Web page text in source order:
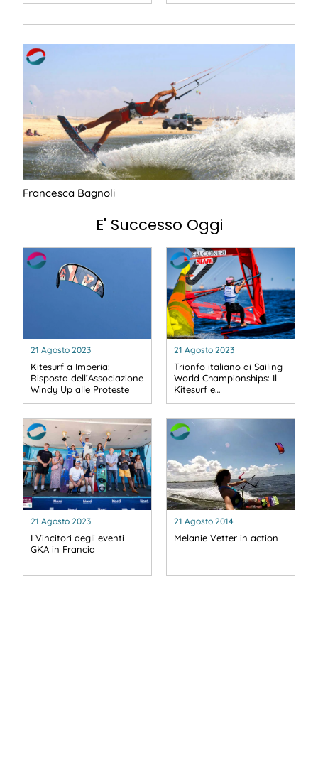
Francesca Bagnoli
E' Successo Oggi
21 Agosto 2023
Kitesurf a Imperia:
Risposta dell’Associazione
Windy Up alle Proteste
21 Agosto 2023
Trionfo italiano ai Sailing
World Championships: Il
Kitesurf e…
21 Agosto 2023
I Vincitori degli eventi
GKA in Francia
21 Agosto 2014
Melanie Vetter in action